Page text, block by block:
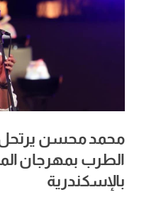
محمد محسن يرتحل
الطرب بمهرجان
بالإسكندرية